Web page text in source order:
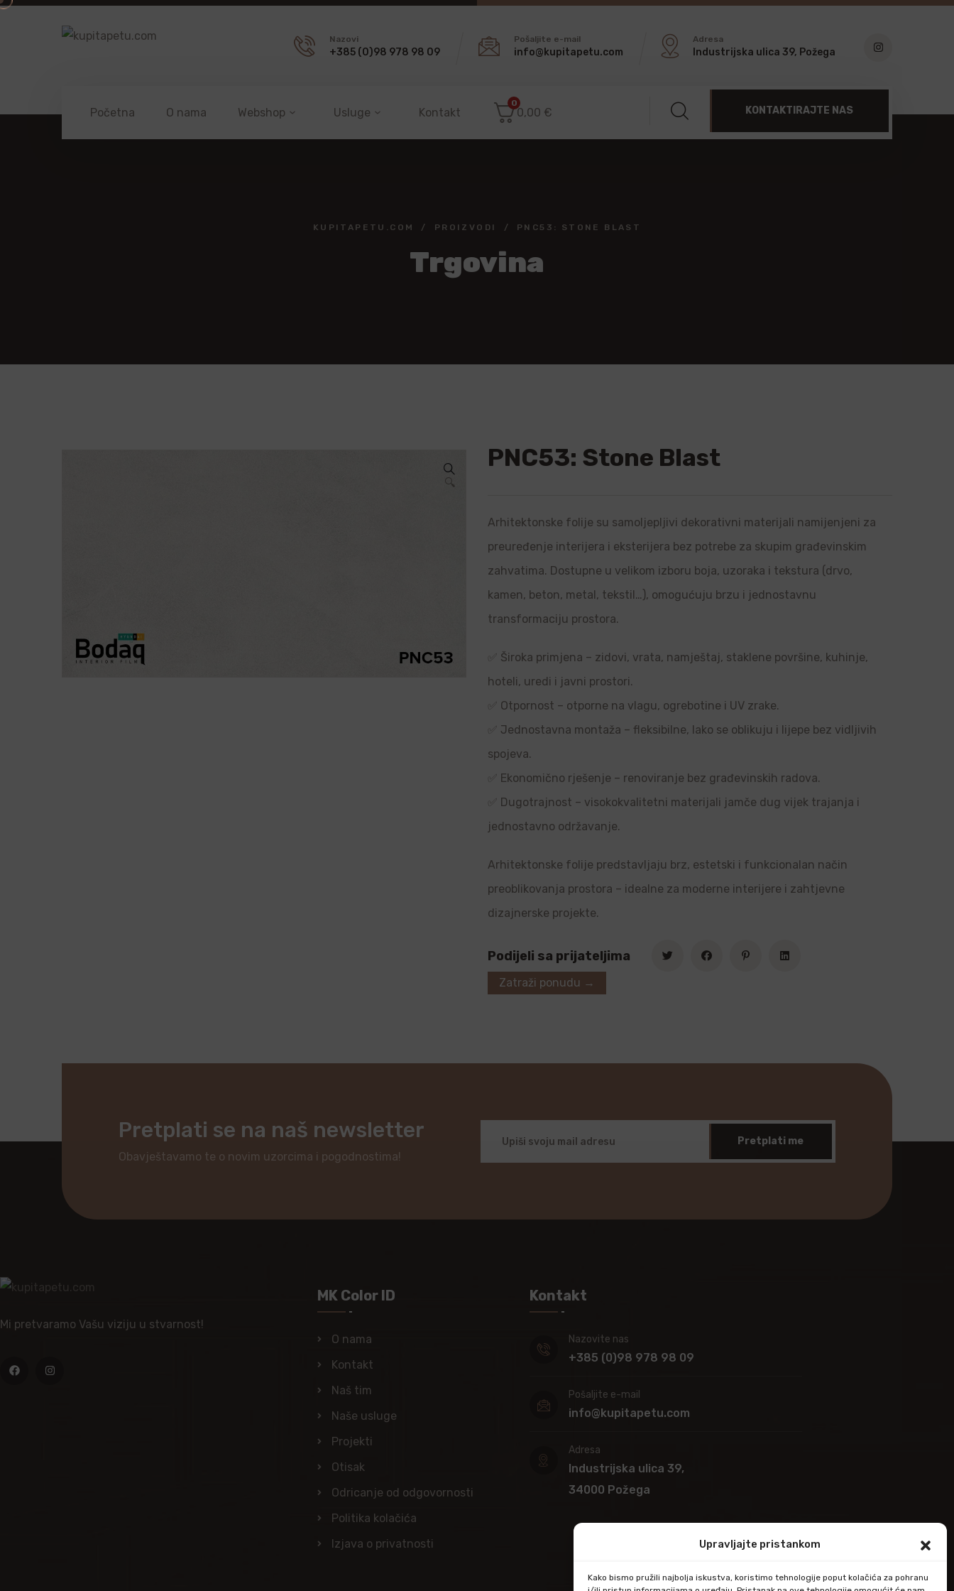
Upravljajte pristankom
Kako bismo pružili najbolja iskustva, koristimo tehnologije poput kolačića za pohranu
Nazovi
+385 (0)98 978 98 09
Pošaljite e-mail
info@kupitapetu.com
Adresa
Industrijska ulica 39, Požega
Početna O nama Webshop Usluge Kontakt
0
0,00 € KONTAKTIRAJTE NAS
KUPITAPETU.COM PROIZVODI PNC53: STONE BLAST
Trgovina
🔍
PNC53: Stone Blast
Arhitektonske folije su samoljepljivi dekorativni materijali namijenjeni za
preuređenje interijera i eksterijera bez potrebe za skupim građevinskim
zahvatima. Dostupne u velikom izboru boja, uzoraka i tekstura (drvo,
kamen, beton, metal, tekstil…), omogućuju brzu i jednostavnu
transformaciju prostora.
✅ Široka primjena – zidovi, vrata, namještaj, staklene površine, kuhinje,
hoteli, uredi i javni prostori.
✅ Otpornost – otporne na vlagu, ogrebotine i UV zrake.
✅ Jednostavna montaža – fleksibilne, lako se oblikuju i lijepe bez vidljivih
spojeva.
✅ Ekonomično rješenje – renoviranje bez građevinskih radova.
✅ Dugotrajnost – visokokvalitetni materijali jamče dug vijek trajanja i
jednostavno održavanje.
Arhitektonske folije predstavljaju brz, estetski i funkcionalan način
preoblikovanja prostora – idealne za moderne interijere i zahtjevne
dizajnerske projekte.
Podijeli sa prijateljima
Zatraži ponudu →
Pretplati se na naš newsletter
Obavještavamo te o novim uzorcima i pogodnostima!
Pretplati me
Mi pretvaramo Vašu viziju u stvarnost!
MK Color ID
O nama
Kontakt
Naš tim
Naše usluge
Projekti
Otisak
Odricanje od odgovornosti
Politika kolačića
Izjava o privatnosti
Kontakt
Nazovite nas
+385 (0)98 978 98 09
Pošaljite e-mail
info@kupitapetu.com
Adresa
Industrijska ulica 39,
34000 Požega